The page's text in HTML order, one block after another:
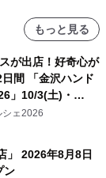
もっと見る
が出店！好奇心が
間 「金沢ハンド
」10/3(土)・
シェ2026
」 2026年8月8日
ン